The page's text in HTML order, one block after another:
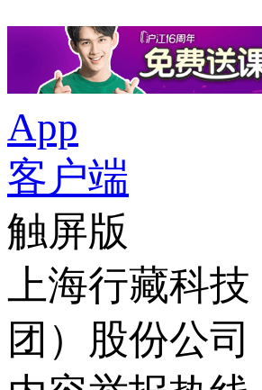
App
客户端
触屏版
上海行藏科
团）股份公司